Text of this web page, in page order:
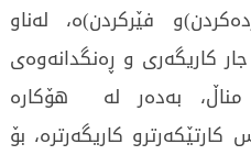
فێركردن)ە، لەناو
كاریگەری و ڕەنگدانەوەی
بەدەر لە هۆكارە
كاریگەرترە، بۆ